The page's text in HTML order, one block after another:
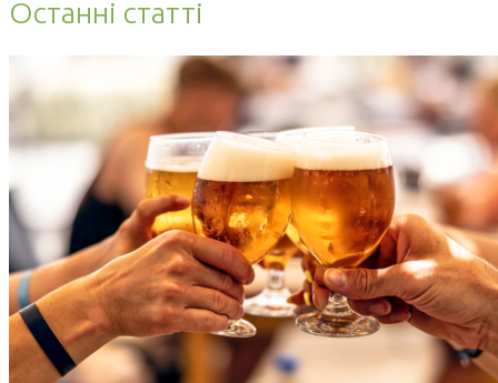
Останні статті